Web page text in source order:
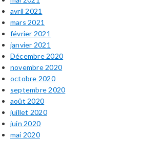
avril 2021
mars 2021
février 2021
janvier 2021
Décembre 2020
novembre 2020
octobre 2020
septembre 2020
août 2020
juillet 2020
juin 2020
mai 2020